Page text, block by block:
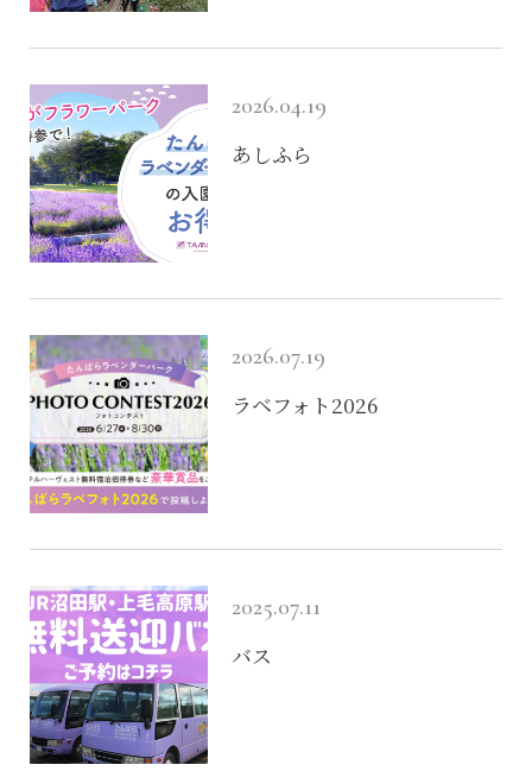
開花状況
園内に咲く花
ラベンダーの育て方
たんばら産ラベンダーを使った商品が出来る
まで
遊ぶ
施設内の過ごし方
ラベンダー摘み取り体験
たんばランド
ペットとご来場の方へ
イベント
食べる
グルメ
買う
2026.04.19
あしふら
2026.07.19
ラベフォト2026
2025.07.11
バス